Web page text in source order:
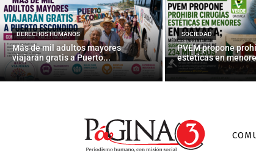
DERECHOS HUMANOS
Más de mil adultos mayores
viajarán gratis a Puerto...
SOCIEDAD
PVEM propone
estéticas en